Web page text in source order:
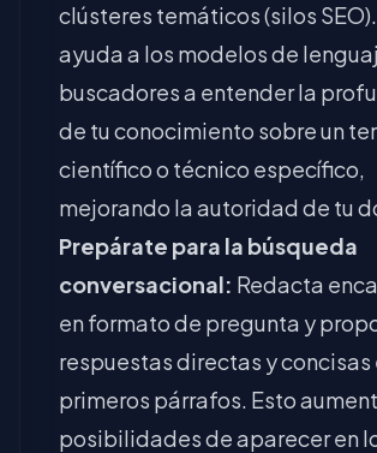
clústeres temáticos (silos
ayuda a los modelos de
buscadores a entender la
de tu conocimiento sobre un
científico o técnico específico,
mejorando la autoridad de tu
Prepárate para la búsqueda
conversacional: Redacta
en formato de pregunta y
respuestas directas y concisas
primeros párrafos. Esto
posibilidades de aparecer en